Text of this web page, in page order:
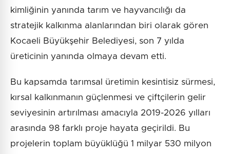
kimliğinin yanında tarım ve hayvancılığı da
stratejik kalkınma alanlarından biri olarak gören
Kocaeli Büyükşehir Belediyesi, son 7 yılda
üreticinin yanında olmaya devam etti.
Bu kapsamda tarımsal üretimin kesintisiz sürmesi,
kırsal kalkınmanın güçlenmesi ve çiftçilerin gelir
seviyesinin artırılması amacıyla 2019-2026 yılları
arasında 98 farklı proje hayata geçirildi. Bu
projelerin toplam büyüklüğü 1 milyar 530 milyon